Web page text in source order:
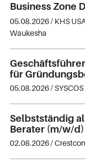
Business Zone
05.08.2026 / KHS
Waukesha
für
05.08.2026 /
Selbstständig
Berater (m/w/
02.08.2026 /